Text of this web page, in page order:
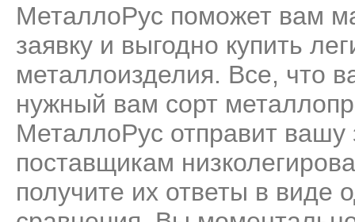
МеталлоРус поможет вам
заявку и выгодно купить
металлоизделия. Все, что
нужный вам сорт
МеталлоРус отправит
поставщикам
получите их ответы в виде